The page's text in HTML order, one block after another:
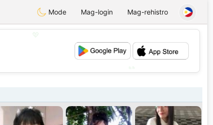
Mode Mag-login Mag-rehistro
💕